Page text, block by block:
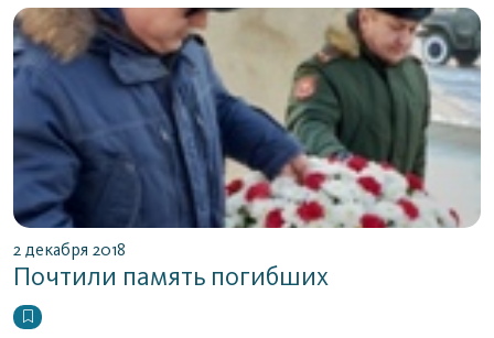
2 декабря 2018
Почтили память погибших